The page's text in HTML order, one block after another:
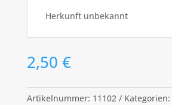
Herkunft unbekannt
2,50 €
Artikelnummer: 11102 Kategorien: